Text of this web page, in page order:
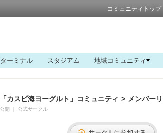
コミュニティトップ
ーミナル スタジアム 地域コミュニティ
「カスピ海ヨーグルト」コミュニティ > メンバー
公開 公式サークル